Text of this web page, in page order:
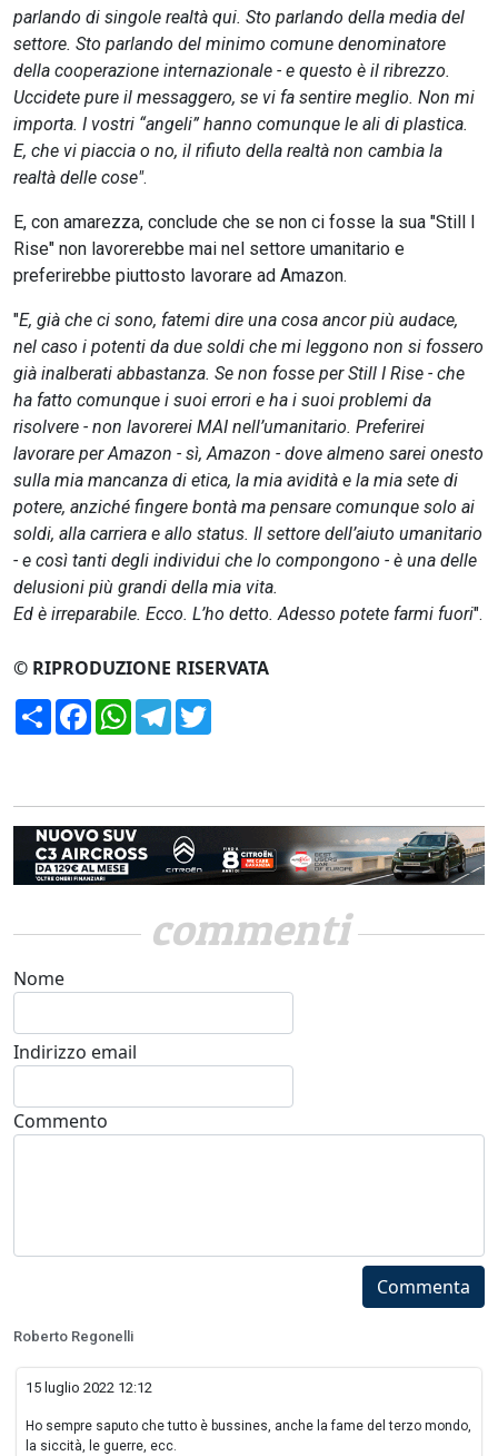
parlando di singole realtà qui. Sto parlando della media del
settore. Sto parlando del minimo comune denominatore
della cooperazione internazionale - e questo è il ribrezzo.
Uccidete pure il messaggero, se vi fa sentire meglio. Non mi
importa. I vostri “angeli” hanno comunque le ali di plastica.
E, che vi piaccia o no, il rifiuto della realtà non cambia la
realtà delle cose".
E, con amarezza, conclude che se non ci fosse la sua "Still I
Rise" non lavorerebbe mai nel settore umanitario e
preferirebbe piuttosto lavorare ad Amazon.
"E, già che ci sono, fatemi dire una cosa ancor più audace,
nel caso i potenti da due soldi che mi leggono non si fossero
già inalberati abbastanza. Se non fosse per Still I Rise - che
ha fatto comunque i suoi errori e ha i suoi problemi da
risolvere - non lavorerei MAI nell’umanitario. Preferirei
lavorare per Amazon - sì, Amazon - dove almeno sarei onesto
sulla mia mancanza di etica, la mia avidità e la mia sete di
potere, anziché fingere bontà ma pensare comunque solo ai
soldi, alla carriera e allo status. Il settore dell’aiuto umanitario
- e così tanti degli individui che lo compongono - è una delle
delusioni più grandi della mia vita.
Ed è irreparabile. Ecco. L’ho detto. Adesso potete farmi fuori".
© RIPRODUZIONE RISERVATA
CondividiFacebookWhatsApp
Telegram
commenti
Nome
Indirizzo email
Commento
Commenta
Roberto Regonelli
15 luglio 2022 12:12
Ho sempre saputo che tutto è bussines, anche la fame del terzo mondo,
la siccità, le guerre, ecc.